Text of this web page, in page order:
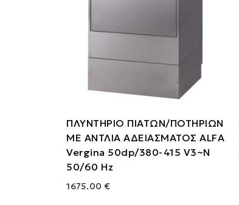
ΠΛΥΝΤΗΡΙΟ ΠΙΑΤΩΝ/ΠΟΤΗΡΙΩΝ
ΜΕ ΑΝΤΛΙΑ ΑΔΕΙΑΣΜΑΤΟΣ ALFA
Vergina 50dp/380-415 V3~N
50/60 Ηz
1675.00 €